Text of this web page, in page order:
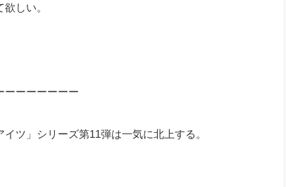
しい。
ーーーーーーー
ツ」シリーズ第11弾は一気に北上する。